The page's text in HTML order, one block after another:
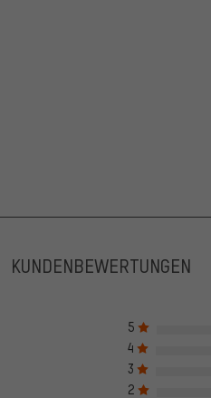
KUNDENBEWERTUNGEN
5
4
3
2